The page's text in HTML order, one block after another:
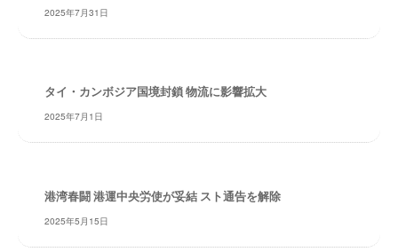
イ
2025年7月31日
タイ・カンボジア国境封鎖 物流に影響拡大
2025年7月1日
港湾春闘 港運中央労使が妥結 スト通告を解除
2025年5月15日